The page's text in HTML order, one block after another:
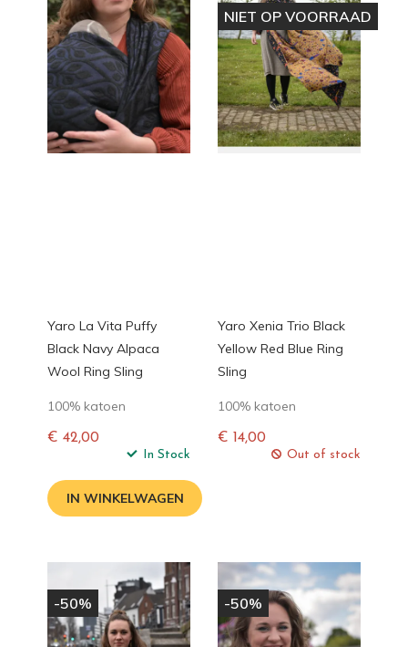
Yaro La Vita Puffy
Black Navy Alpaca
Wool Ring Sling
100% katoen
€ 42,00
In Stock
IN WINKELWAGEN
NIET OP VOORRAAD
Yaro Xenia Trio Black
Yellow Red Blue Ring
Sling
100% katoen
€ 14,00
Normale
Out of stock
-50% -50%